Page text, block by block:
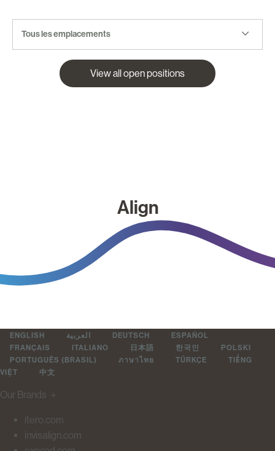
Tous les emplacements
View all open positions
Align
ENGLISH العربية DEUTSCH
ESPAÑOL
FRANÇAIS
ITALIANO 日本語 한국인
POLSKI
PORTUGUÊS (BRASIL)
ภาษาไทย TÜRKÇE
TIẾNG
VIỆT
中文
Our Brands ＋
itero.com
invisalign.com